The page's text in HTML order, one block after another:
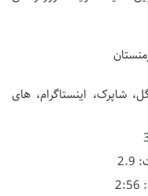
شاپرک، اینستاگرام، های